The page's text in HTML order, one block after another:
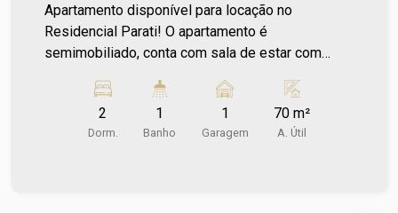
Apartamento disponível para locação no
Residencial Parati! O apartamento é
semimobiliado, conta com sala de estar com
serviço que acompanha a máquina de lavar, 2
dormitórios com armários e ar condicionado e
banheiro social que atende todos os ambientes.
2
Dorm.
1
Banho
1
Garagem
70 m²
A. Útil